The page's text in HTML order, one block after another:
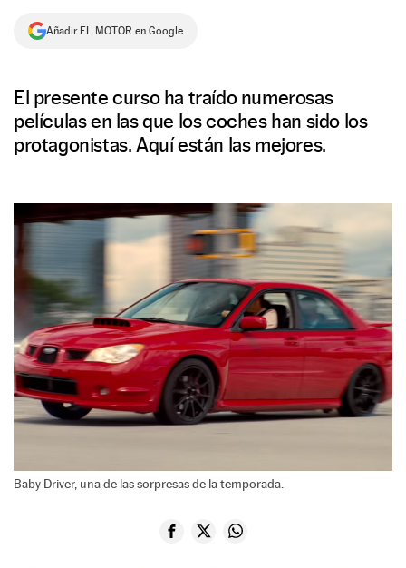
NEWSLETTER
Añadir EL MOTOR en Google
El presente curso ha traído numerosas
películas en las que los coches han sido los
protagonistas. Aquí están las mejores.
Baby Driver, una de las sorpresas de la temporada.